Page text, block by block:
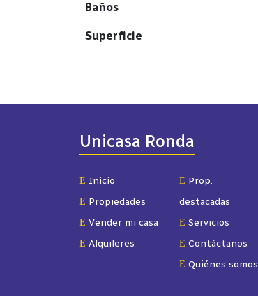
Baños
Superficie
Unicasa Ronda
Inicio
Propiedades
Vender mi casa
Alquileres
Prop.
destacadas
Servicios
Contáctanos
Quiénes somos